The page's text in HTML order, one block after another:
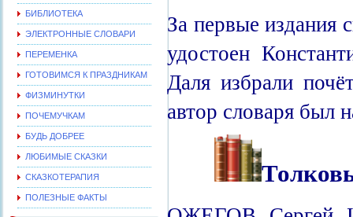
БИБЛИОТЕКА
ЭЛЕКТРОННЫЕ СЛОВАРИ
ПЕРЕМЕНКА
ГОТОВИМСЯ К ПРАЗДНИКАМ
ФИЗМИНУТКИ
ПОЧЕМУЧКАМ
БУДЬ ДОБРЕЕ
ЛЮБИМЫЕ СКАЗКИ
СКАЗКОТЕРАПИЯ
ПОЛЕЗНЫЕ ФАКТЫ
За первые издания
удостоен
Даля избрали
автор словаря был